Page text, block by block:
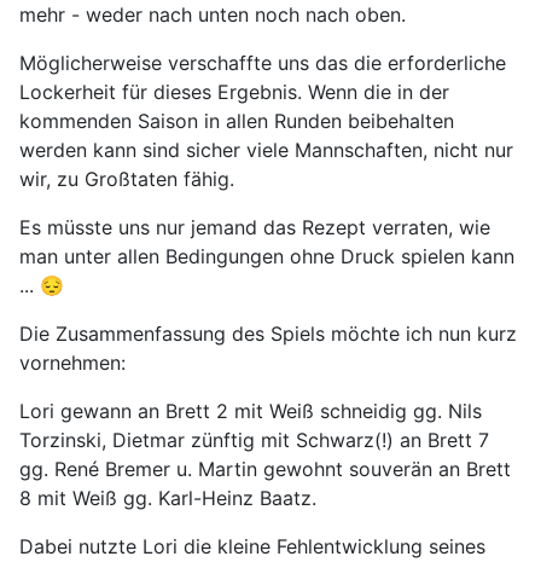
mehr - weder nach unten noch nach oben.
Möglicherweise verschaffte uns das die erforderliche
Lockerheit für dieses Ergebnis. Wenn die in der
kommenden Saison in allen Runden beibehalten
werden kann sind sicher viele Mannschaften, nicht nur
wir, zu Großtaten fähig.
Es müsste uns nur jemand das Rezept verraten, wie
man unter allen Bedingungen ohne Druck spielen kann
... 😔
Die Zusammenfassung des Spiels möchte ich nun kurz
vornehmen:
Lori gewann an Brett 2 mit Weiß schneidig gg. Nils
Torzinski, Dietmar zünftig mit Schwarz(!) an Brett 7
gg. René Bremer u. Martin gewohnt souverän an Brett
8 mit Weiß gg. Karl-Heinz Baatz.
Dabei nutzte Lori die kleine Fehlentwicklung seines